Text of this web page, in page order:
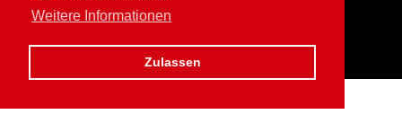
Weitere Informationen
Zulassen